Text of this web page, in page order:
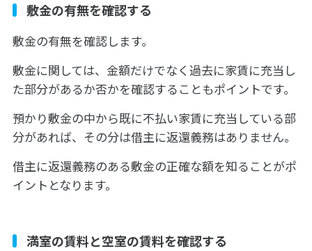
敷金の有無を確認する
敷金の有無を確認します。
敷金に関しては、金額だけでなく過去に家賃に充当し
た部分があるか否かを確認することもポイントです。
預かり敷金の中から既に不払い家賃に充当している部
分があれば、その分は借主に返還義務はありません。
借主に返還義務のある敷金の正確な額を知ることがポ
イントとなります。
満室の賃料と空室の賃料を確認する